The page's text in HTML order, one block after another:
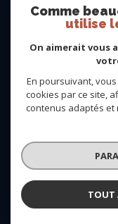
© 2026 | Tous
Nos
Comme
utilise
On aimerait vous
En poursuivant,
cookies par ce site,
contenus adaptés et
TOUT